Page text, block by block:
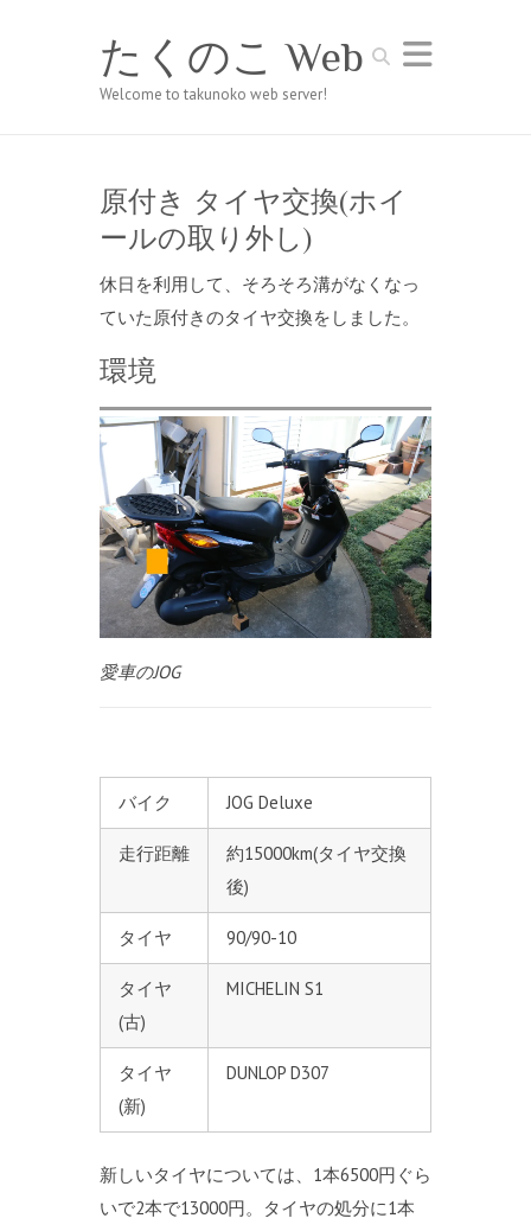
Search
たくのこ Web
Welcome to takunoko web server!
原付き タイヤ交換(ホイ
ールの取り外し)
休日を利用して、そろそろ溝がなくなっ
ていた原付きのタイヤ交換をしました。
環境
愛車のJOG
バイク JOG Deluxe
走行距離
約15000km(タイヤ交換
後)
タイヤ 90/90-10
タイヤ
(古)
MICHELIN S1
タイヤ
(新)
DUNLOP D307
新しいタイヤについては、1本6500円ぐら
いで2本で13000円。タイヤの処分に1本